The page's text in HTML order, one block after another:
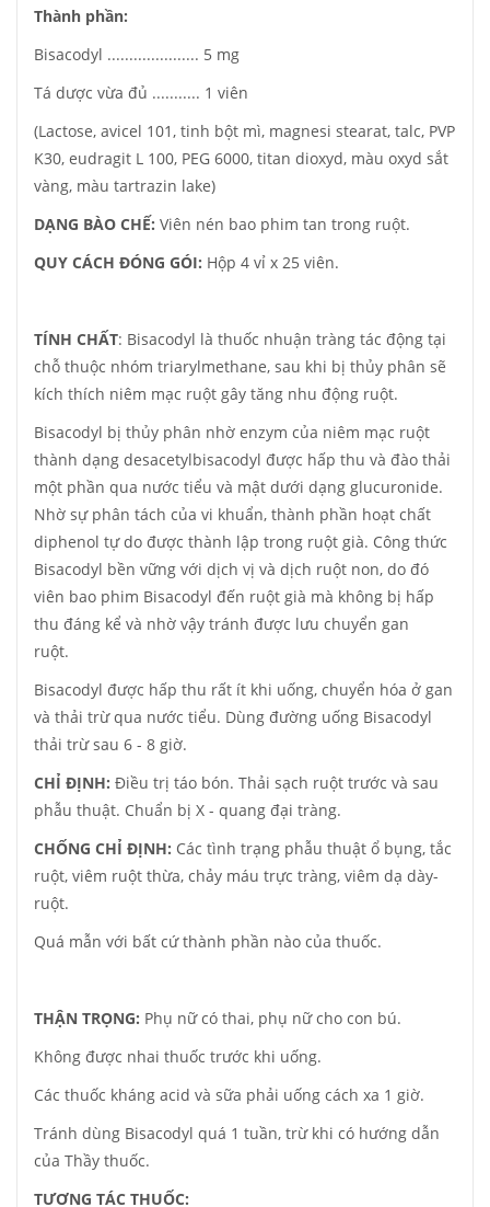
Thành phần:
Bisacodyl ..................... 5 mg
Tá dược vừa đủ ........... 1 viên
(Lactose, avicel 101, tinh bột mì, magnesi stearat, talc, PVP
K30, eudragit L 100, PEG 6000, titan dioxyd, màu oxyd sắt
vàng, màu tartrazin lake)
DẠNG BÀO CHẾ: Viên nén bao phim tan trong ruột.
QUY CÁCH ĐÓNG GÓI: Hộp 4 vỉ x 25 viên.
TÍNH CHẤT: Bisacodyl là thuốc nhuận tràng tác động tại
chỗ thuộc nhóm triarylmethane, sau khi bị thủy phân sẽ
kích thích niêm mạc ruột gây tăng nhu động ruột.
Bisacodyl bị thủy phân nhờ enzym của niêm mạc ruột
thành dạng desacetylbisacodyl được hấp thu và đào thải
một phần qua nước tiểu và mật dưới dạng glucuronide.
Nhờ sự phân tách của vi khuẩn, thành phần hoạt chất
diphenol tự do được thành lập trong ruột già. Công thức
Bisacodyl bền vững với dịch vị và dịch ruột non, do đó
viên bao phim Bisacodyl đến ruột già mà không bị hấp
thu đáng kể và nhờ vậy tránh được lưu chuyển gan
ruột.
Bisacodyl được hấp thu rất ít khi uống, chuyển hóa ở gan
và thải trừ qua nước tiểu. Dùng đường uống Bisacodyl
thải trừ sau 6 - 8 giờ.
CHỈ ĐỊNH: Điều trị táo bón. Thải sạch ruột trước và sau
phẫu thuật. Chuẩn bị X - quang đại tràng.
CHỐNG CHỈ ĐỊNH: Các tình trạng phẫu thuật ổ bụng, tắc
ruột, viêm ruột thừa, chảy máu trực tràng, viêm dạ dày-
ruột.
Quá mẫn với bất cứ thành phần nào của thuốc.
THẬN TRỌNG: Phụ nữ có thai, phụ nữ cho con bú.
Không được nhai thuốc trước khi uống.
Các thuốc kháng acid và sữa phải uống cách xa 1 giờ.
Tránh dùng Bisacodyl quá 1 tuần, trừ khi có hướng dẫn
của Thầy thuốc.
TƯƠNG TÁC THUỐC: